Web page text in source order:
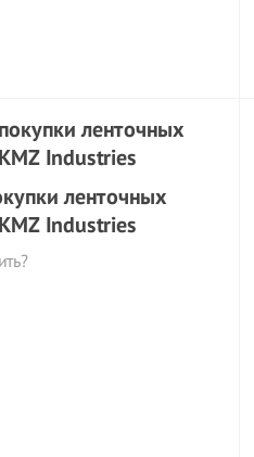
ленточных
Industries